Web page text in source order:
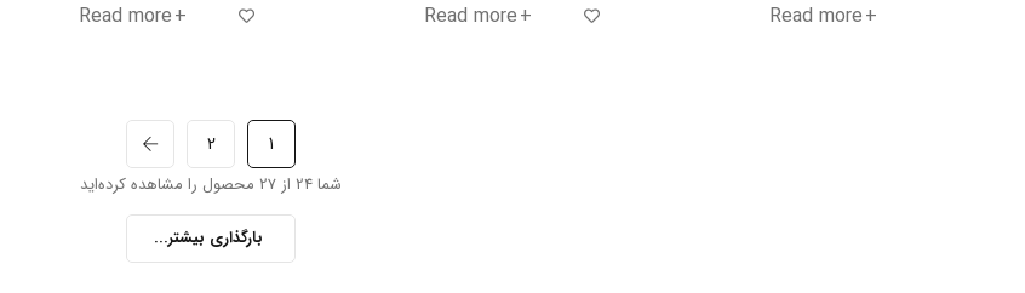
Read more
Read more
Read more
1
2
شما 24 از 27 محصول را مشاهده کرده‌اید
بارگذاری بیشتر...